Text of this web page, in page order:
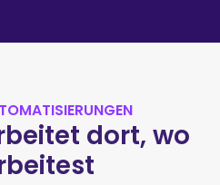
dort, wo